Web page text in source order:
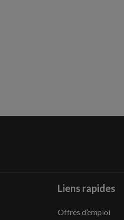
Liens rapides
Offres d’emploi